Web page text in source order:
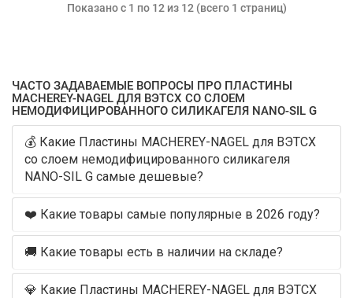
Показано с 1 по 12 из 12 (всего 1 страниц)
ЧАСТО ЗАДАВАЕМЫЕ ВОПРОСЫ ПРО ПЛАСТИНЫ
MACHEREY-NAGEL ДЛЯ ВЭТСХ СО СЛОЕМ
НЕМОДИФИЦИРОВАННОГО СИЛИКАГЕЛЯ NANO-SIL G
💰 Какие Пластины MACHEREY-NAGEL для ВЭТСХ
со слоем немодифицированного силикагеля
NANO-SIL G самые дешевые?
❤️ Какие товары самые популярные в 2026 году?
🚚 Какие товары есть в наличии на складе?
💎 Какие Пластины MACHEREY-NAGEL для ВЭТСХ